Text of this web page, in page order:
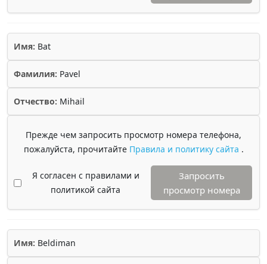
Имя: Bat
Фамилия: Pavel
Отчество: Mihail
Прежде чем запросить просмотр номера телефона,
пожалуйста, прочитайте Правила и политику сайта .
Я согласен с правилами и
политикой сайта
Запросить
просмотр номера
Имя: Beldiman